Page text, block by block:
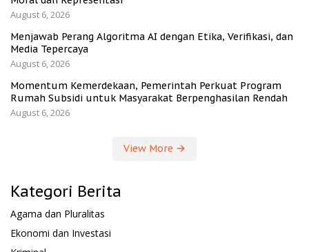
August 6, 2026
Menjawab Perang Algoritma AI dengan Etika, Verifikasi, dan
Media Tepercaya
August 6, 2026
Momentum Kemerdekaan, Pemerintah Perkuat Program
Rumah Subsidi untuk Masyarakat Berpenghasilan Rendah
August 6, 2026
View More
Kategori Berita
Agama dan Pluralitas
Ekonomi dan Investasi